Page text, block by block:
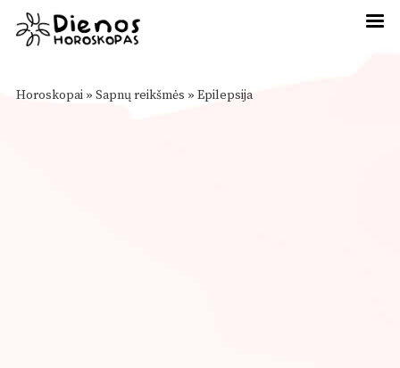
Horoskopai » Sapnų reikšmės » Epilepsija